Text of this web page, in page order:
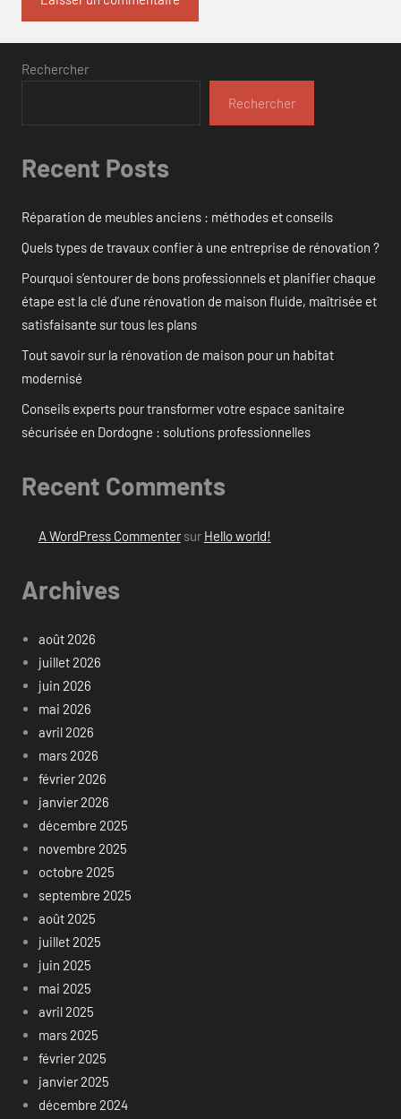
Rechercher
Rechercher
Recent Posts
Réparation de meubles anciens : méthodes et conseils
Quels types de travaux confier à une entreprise de rénovation ?
Pourquoi s’entourer de bons professionnels et planifier chaque
étape est la clé d’une rénovation de maison fluide, maîtrisée et
satisfaisante sur tous les plans
Tout savoir sur la rénovation de maison pour un habitat
modernisé
Conseils experts pour transformer votre espace sanitaire
sécurisée en Dordogne : solutions professionnelles
Recent Comments
A WordPress Commentersur Hello world!
Archives
août 2026
juillet 2026
juin 2026
mai 2026
avril 2026
mars 2026
février 2026
janvier 2026
décembre 2025
novembre 2025
octobre 2025
septembre 2025
août 2025
juillet 2025
juin 2025
mai 2025
avril 2025
mars 2025
février 2025
janvier 2025
décembre 2024